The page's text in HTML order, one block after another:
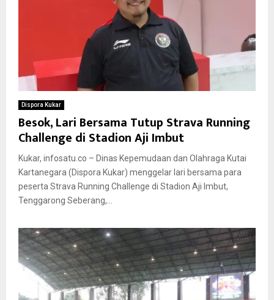
Dispora Kukar
Besok, Lari Bersama Tutup Strava Running
Challenge di Stadion Aji Imbut
Kukar, infosatu.co – Dinas Kepemudaan dan Olahraga Kutai
Kartanegara (Dispora Kukar) menggelar lari bersama para
peserta Strava Running Challenge di Stadion Aji Imbut,
Tenggarong Seberang,...